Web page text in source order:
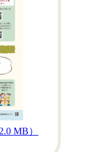
2.0 MB）